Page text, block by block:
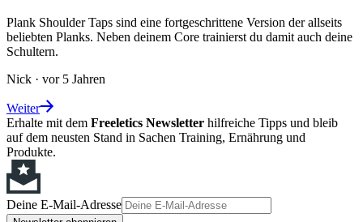
Plank Shoulder Taps sind eine fortgeschrittene Version der allseits
beliebten Planks. Neben deinem Core trainierst du damit auch deine
Schultern.
Nick · vor 5 Jahren
Weiter
Erhalte mit dem Freeletics Newsletter hilfreiche Tipps und bleib
auf dem neusten Stand in Sachen Training, Ernährung und
Produkte.
Deine E-Mail-Adresse